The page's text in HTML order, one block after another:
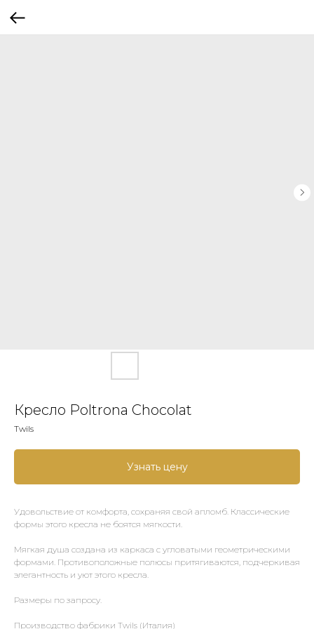
Кресло Poltrona Chocolat​
Twils
Узнать цену
Удовольствие от комфорта, сохраняя свой апломб. Классические
формы этого кресла не боятся мягкости.
Мягкая душа создана из каркаса с угловатыми геометрическими
формами. Противоположные полюсы притягиваются, подчеркивая
элегантность и уют этого кресла.
Размеры по запросу.
Производство фабрики Twils (Италия)